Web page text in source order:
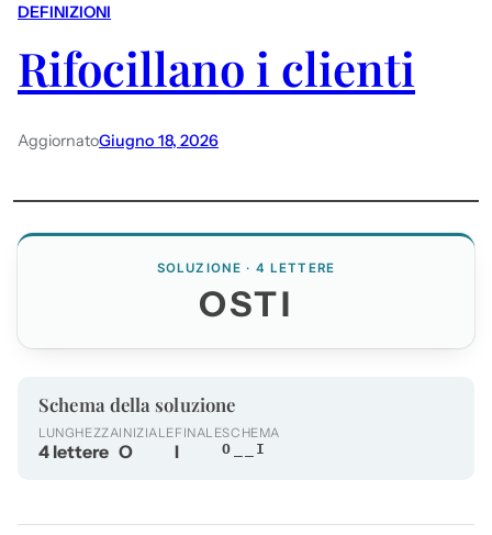
DEFINIZIONI
Rifocillano i clienti
AggiornatoGiugno 18, 2026
SOLUZIONE · 4 LETTERE
OSTI
Schema della soluzione
LUNGHEZZA
4 lettere
INIZIALE
O
FINALE
I
SCHEMA
O__I